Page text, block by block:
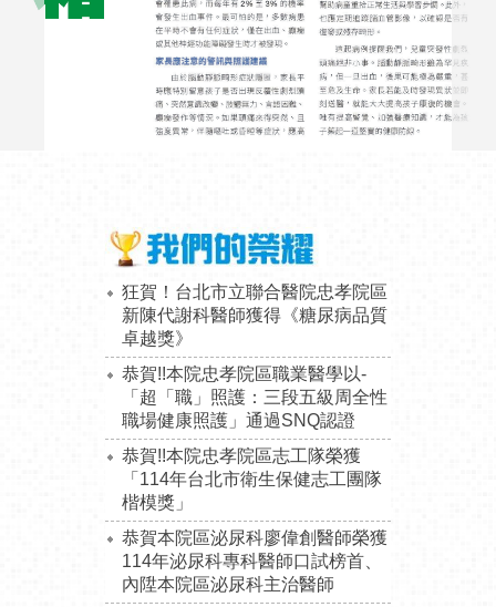
狂賀！台北市立聯合醫院忠孝院區
新陳代謝科醫師獲得《糖尿病品質
卓越獎》
恭賀!!本院忠孝院區職業醫學以-
「超「職」照護：三段五級周全性
職場健康照護」通過SNQ認證
恭賀!!本院忠孝院區志工隊榮獲
「114年台北市衛生保健志工團隊
楷模獎」
恭賀本院區泌尿科廖偉創醫師榮獲
114年泌尿科專科醫師口試榜首、
內陞本院區泌尿科主治醫師